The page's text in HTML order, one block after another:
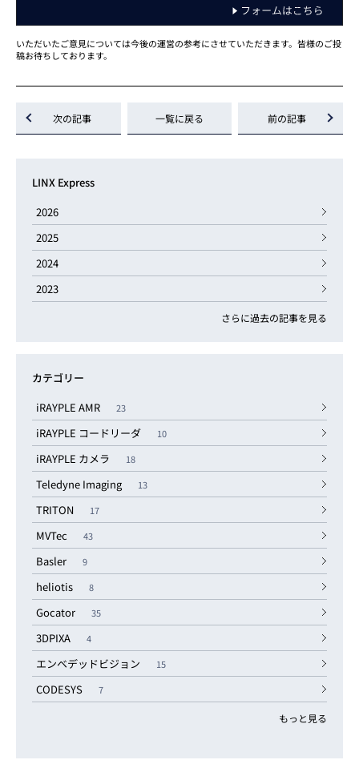
いただいたご意見については今後の運営の参考にさせていただきます。皆様のご投
稿お待ちしております。
次の記事 一覧に戻る 前の記事
LINX Express
2026
2025
2024
2023
さらに過去の記事を見る
カテゴリー
iRAYPLE AMR
23
iRAYPLE コードリーダ 10
iRAYPLE カメラ 18
Teledyne Imaging 13
TRITON 17
MVTec 43
Basler 9
heliotis 8
Gocator 35
3DPIXA 4
エンベデッドビジョン 15
CODESYS 7
もっと見る